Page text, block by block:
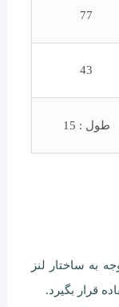
به ساختار لنز
قرار بگیرد.
77
43
طول : 15